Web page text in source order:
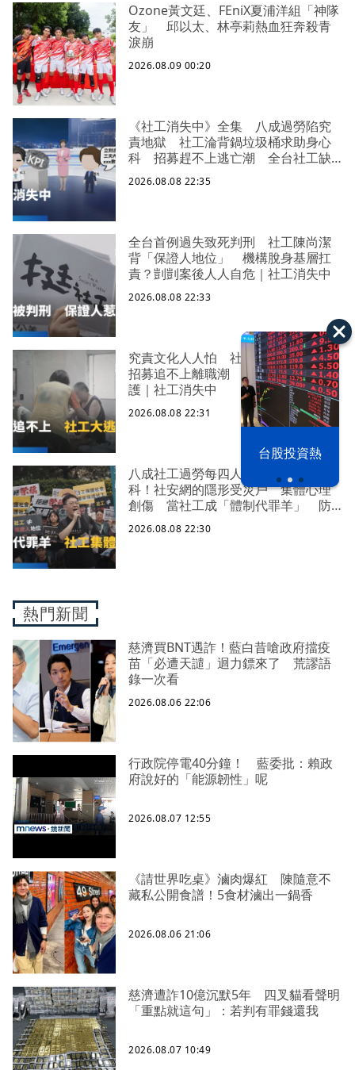
台股投資熱
Ozone黃文廷、FEniX夏浦洋組「神隊
友」 邱以太、林亭莉熱血狂奔殺青
淚崩
2026.08.09 00:20
《社工消失中》全集 八成過勞陷究
責地獄 社工淪背鍋垃圾桶求助身心
科 招募趕不上逃亡潮 全台社工缺
口警報 揭薪資回捐黑幕 血汗錢遭
剝削
2026.08.08 22:35
全台首例過失致死判刑 社工陳尚潔
背「保證人地位」 機構脫身基層扛
責？剴剴案後人人自危｜社工消失中
2026.08.08 22:33
究責文化人人怕 社福缺口拉警報
招募追不上離職潮 低薪過勞誰來守
護｜社工消失中
2026.08.08 22:31
八成社工過勞每四人有一人求助身心
科！社安網的隱形受災戶 集體心理
創傷 當社工成「體制代罪羊」 防
禦性社工不敢多做無奈趨勢？耗竭殆
盡下的社安網危機｜社工消失中
2026.08.08 22:30
熱門新聞
慈濟買BNT遇詐！藍白昔嗆政府擋疫
苗「必遭天譴」迴力鏢來了 荒謬語
錄一次看
2026.08.06 22:06
行政院停電40分鐘！ 藍委批：賴政
府說好的「能源韌性」呢
2026.08.07 12:55
《請世界吃桌》滷肉爆紅 陳隨意不
藏私公開食譜！5食材滷出一鍋香
2026.08.06 21:06
慈濟遭詐10億沉默5年 四叉貓看聲明
「重點就這句」：若判有罪錢還我
2026.08.07 10:49